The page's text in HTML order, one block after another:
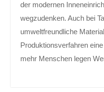
der modernen
wegzudenken. Auch bei
umweltfreundliche
Produktionsverfahren
mehr Menschen legen